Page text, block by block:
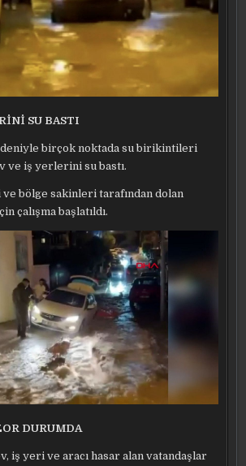
SU BASTI
birçok noktada su birikintileri
ve iş yerlerini su bastı.
bölge sakinleri tarafından dolan
çalışma başlatıldı.
DURUMDA
iş yeri ve aracı hasar alan vatandaşlar